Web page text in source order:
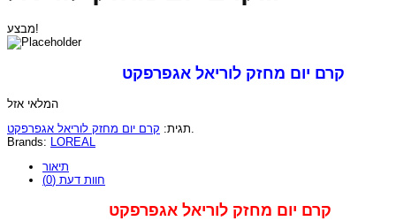
מבצע!
קרם יום מחזק לוריאל אגפרפקט
המלאי אזל
תגית: קרם יום מחזק לוריאל אגפרפקט
.
Brands: LOREAL
תיאור
חוות דעת (0)
קרם יום מחזק לוריאל אגפרפקט